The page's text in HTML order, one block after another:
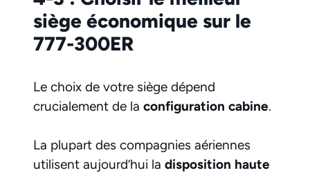
siège économique sur le
777-300ER
Le choix de votre siège dépend
crucialement de la configuration cabine.
La plupart des compagnies aériennes
utilisent aujourd’hui la disposition haute